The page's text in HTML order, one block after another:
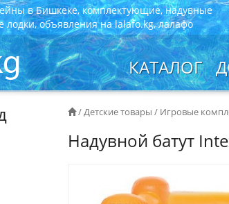
в Бишкеке, комплектующие, надувные
лодки, объявления на lalafo.kg, лалафо
КАТАЛОГ
/Детские товары / Игровые
Надувной батут